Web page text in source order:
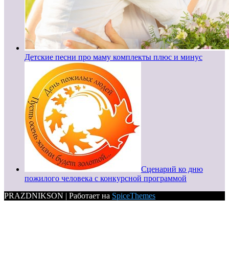
Детские песни про маму комплекты плюс и минус
Сценарий ко дню
пожилого человека с конкурсной программой
PRAZDNIKSON | Работает на SpiceThemes